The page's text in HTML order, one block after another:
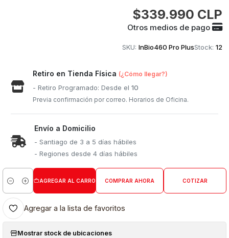
$339.990 CLP
Otros medios de pago
SKU: InBio460 Pro PlusStock: 12
Retiro en Tienda Física (¿Cómo llegar?)
- Retiro Programado: Desde el10
Previa confirmación por correo. Horarios de Oficina.
Envío a Domicilio
- Santiago de 3 a 5 días hábiles
- Regiones desde 4 días hábiles
Cantidad
AGREGAR AL CARRO COMPRAR AHORA COTIZAR
Agregar a la lista de favoritos
Mostrar stock de ubicaciones